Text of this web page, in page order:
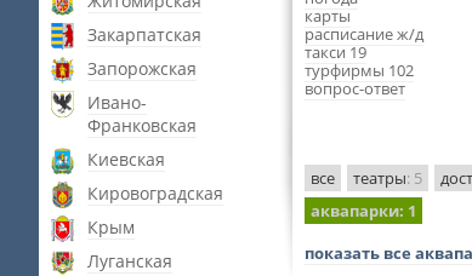
Закарпатская
Запорожская
Ивано-
Франковская
Киевская
Кировоградская
Крым
Луганская
карты
расписание ж/д
такси 19
турфирмы 102
вопрос-ответ
все театры: 5
аквапарки: 1
показать все